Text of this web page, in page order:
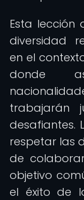
Esta
diversidad
en el
donde
trabajarán
desafiantes.
respetar las
de
objetivo
el éxito de